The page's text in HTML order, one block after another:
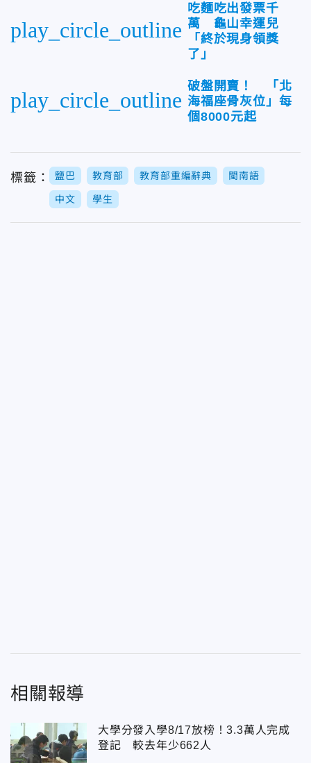
play_circle_outline
吃麵吃出發票千
萬 龜山幸運兒
「終於現身領獎
了」
play_circle_outline
破盤開賣！ 「北
海福座骨灰位」每
個8000元起
標籤： 鹽巴 教育部 教育部重編辭典 閩南語
中文 學生
相關報導
大學分發入學8/17放榜！3.3萬人完成
登記 較去年少662人